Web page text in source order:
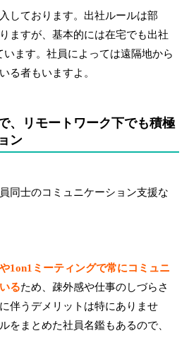
しております。出社ルールは部
ますが、基本的には在宅でも出社
ます。社員によっては遠隔地から
る者もいますよ。
、リモートワーク下でも積極
ン
同士のコミュニケーション支援な
1on1ミーティングで常にコミュニ
るため、疎外感や仕事のしづらさ
伴うデメリットは特にありませ
をまとめた社員名鑑もあるので、